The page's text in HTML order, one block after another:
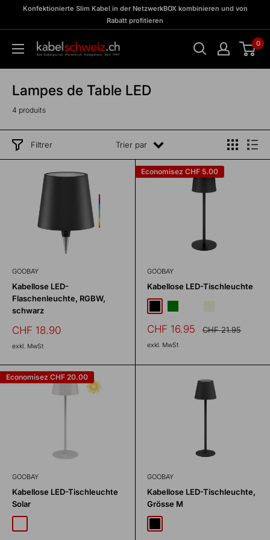
Passerzu
BOX
Konfektionierte Slim Kabel in der NetzwerkBOX kombinieren und von
Rabatt profitieren
kabelschweiz 0
Lampes de Table LED
4 produits
Filtrer Trier par
GOOBAY
Kabellose LED-
Flaschenleuchte, RGBW,
schwarz
Prix
CHF 18.90
exkl. MwSt
Economisez CHF 5.00
GOOBAY
Kabellose LED-Tischleuchte
Prix
CHF 16.95
Prix
CHF 21.95
exkl. MwSt
Economisez CHF 20.00
GOOBAY
Kabellose LED-Tischleuchte
Solar
GOOBAY
Kabellose LED-Tischleuchte,
Grösse M